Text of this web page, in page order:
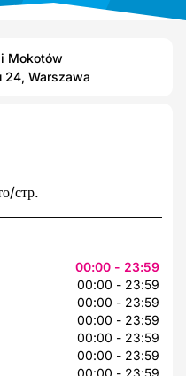
Mokotów
24, Warszawa
00:00 - 23:59
00:00 - 23:59
00:00 - 23:59
00:00 - 23:59
00:00 - 23:59
00:00 - 23:59
00:00 - 23:59
стр.